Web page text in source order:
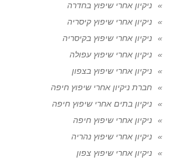
ניקיון אחרי שיפוץ בחדרה
ניקיון אחרי שיפוץ קיסריה
ניקיון אחרי שיפוץ בקיסריה
ניקיון אחרי שיפוץ עפולה
ניקיון אחרי שיפוץ בצפון
חברת ניקיון אחרי שיפוץ חיפה
ניקיון בתים אחרי שיפוץ חיפה
ניקיון אחרי שיפוץ חיפה
ניקיון אחרי שיפוץ נהריה
ניקיון אחרי שיפוץ צפון